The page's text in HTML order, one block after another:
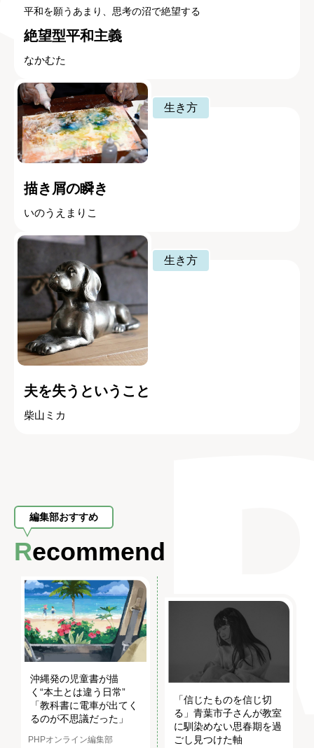
平和を願うあまり、思考の沼で絶望する
絶望型平和主義
なかむた
生き方
描き屑の瞬き
いのうえまりこ
生き方
夫を失うということ
柴山ミカ
編集部おすすめ
Recommend
沖縄発の児童書が描
く“本土とは違う日常”
「教科書に電車が出てく
るのが不思議だった」
PHPオンライン編集部
「信じたものを信じ切
る」青葉市子さんが教室
に馴染めない思春期を過
ごし見つけた軸